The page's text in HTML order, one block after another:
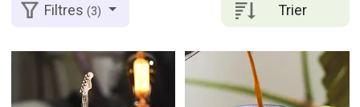
Trier
Filtres(3)